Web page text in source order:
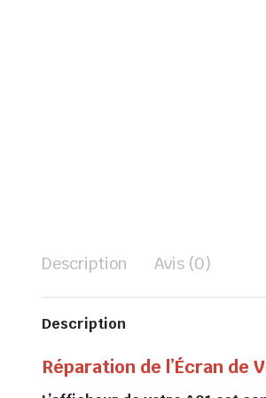
Description Avis (0)
Description
Réparation de l’Écran de